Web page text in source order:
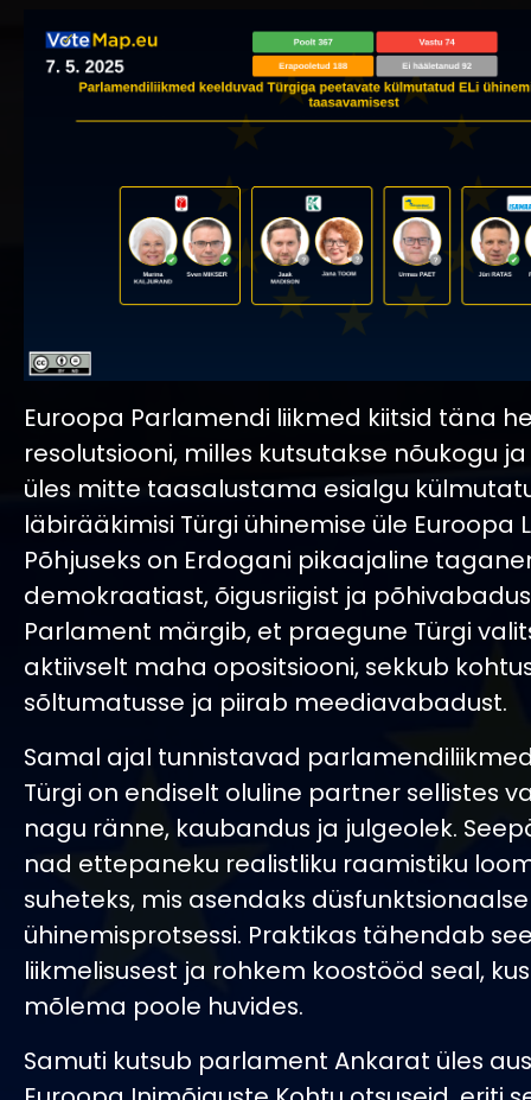
Euroopa Parlamendi liikmed kiitsid täna
resolutsiooni, milles kutsutakse nõukogu
üles mitte taasalustama esialgu
läbirääkimisi Türgi ühinemise üle Euroopa
Põhjuseks on Erdogani pikaajaline
demokraatiast, õigusriigist ja
Parlament märgib, et praegune Türgi
aktiivselt maha opositsiooni, sekkub
sõltumatusse ja piirab meediavabadust.
Samal ajal tunnistavad
Türgi on endiselt oluline partner sellistes
nagu ränne, kaubandus ja julgeolek.
nad ettepaneku realistliku raamistiku
suheteks, mis asendaks düsfunktsionaalse
ühinemisprotsessi. Praktikas tähendab
liikmelisusest ja rohkem koostööd seal,
mõlema poole huvides.
Samuti kutsub parlament Ankarat üles